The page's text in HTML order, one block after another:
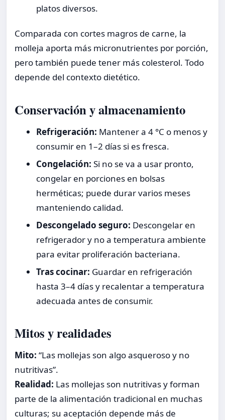
platos diversos.
Comparada con cortes magros de carne, la
molleja aporta más micronutrientes por porción,
pero también puede tener más colesterol. Todo
depende del contexto dietético.
Conservación y almacenamiento
Refrigeración: Mantener a 4 °C o menos y
consumir en 1–2 días si es fresca.
Congelación: Si no se va a usar pronto,
congelar en porciones en bolsas
herméticas; puede durar varios meses
manteniendo calidad.
Descongelado seguro: Descongelar en
refrigerador y no a temperatura ambiente
para evitar proliferación bacteriana.
Tras cocinar: Guardar en refrigeración
hasta 3–4 días y recalentar a temperatura
adecuada antes de consumir.
Mitos y realidades
Mito: “Las mollejas son algo asqueroso y no
nutritivas”.
Realidad: Las mollejas son nutritivas y forman
parte de la alimentación tradicional en muchas
culturas; su aceptación depende más de